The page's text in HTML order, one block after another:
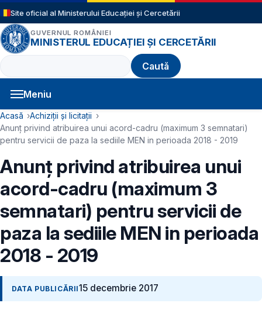
Sari la conținutul principal
Site oficial al Ministerului Educației și Cercetării
GUVERNUL ROMÂNIEI
MINISTERUL EDUCAȚIEI ȘI CERCETĂRII
Caută
Meniu
Navigație principală
Cale de navigare
Acasă
Achiziții și licitații
Anunț privind atribuirea unui acord-cadru (maximum 3 semnatari)
pentru servicii de paza la sediile MEN in perioada 2018 - 2019
Anunț privind atribuirea unui
acord-cadru (maximum 3
semnatari) pentru servicii de
paza la sediile MEN in perioada
2018 - 2019
DATA PUBLICĂRII15 decembrie 2017